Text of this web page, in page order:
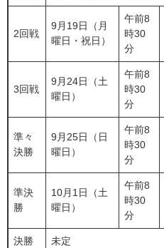
2回戦
9月19日（月
曜日・祝日）
午前8
時30
分
3回戦
9月24日（土
曜日）
午前8
時30
分
準々
決勝
9月25日（日
曜日）
午前8
時30
分
準決
勝
10月1日（土
曜日）
午前8
時30
分
決勝 未定